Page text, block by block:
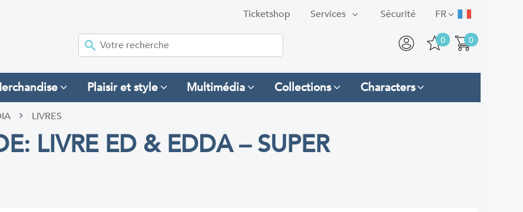
FR
Sécurité
Services
Ticketshop
0
0
Plaisir et style Multimédia Collections Characters
LIVRES
LIVRE ED & EDDA – SUPER